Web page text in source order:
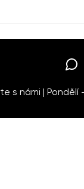
s námi | Pondělí